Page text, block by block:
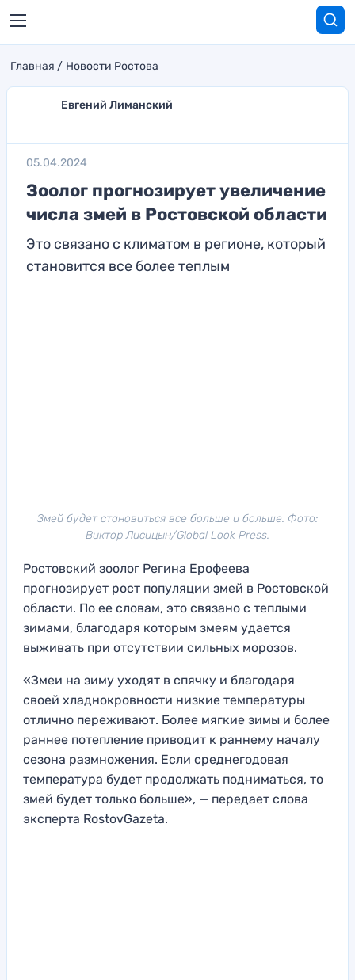
Главная Новости Ростова
Евгений Лиманский
05.04.2024
Зоолог прогнозирует увеличение
числа змей в Ростовской области
Это связано с климатом в регионе, который
становится все более теплым
Змей будет становиться все больше и больше. Фото:
Виктор Лисицын/Global Look Press.
Ростовский зоолог Регина Ерофеева
прогнозирует рост популяции змей в Ростовской
области. По ее словам, это связано с теплыми
зимами, благодаря которым змеям удается
выживать при отсутствии сильных морозов.
«Змеи на зиму уходят в спячку и благодаря
своей хладнокровности низкие температуры
отлично переживают. Более мягкие зимы и более
раннее потепление приводит к раннему началу
сезона размножения. Если среднегодовая
температура будет продолжать подниматься, то
змей будет только больше», — передает слова
эксперта RostovGazeta.